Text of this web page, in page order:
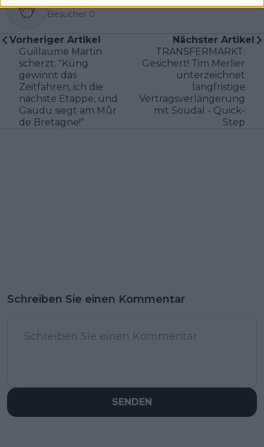
Besucher 0
Vorheriger Artikel
Guillaume Martin
scherzt: "Küng
gewinnt das
Zeitfahren, ich die
nächste Etappe, und
Gaudu siegt am Mûr
de Bretagne!"
Nächster Artikel
TRANSFERMARKT:
Gesichert! Tim Merlier
unterzeichnet
langfristige
Vertragsverlängerung
mit Soudal - Quick-
Step
Schreiben Sie einen Kommentar
SENDEN